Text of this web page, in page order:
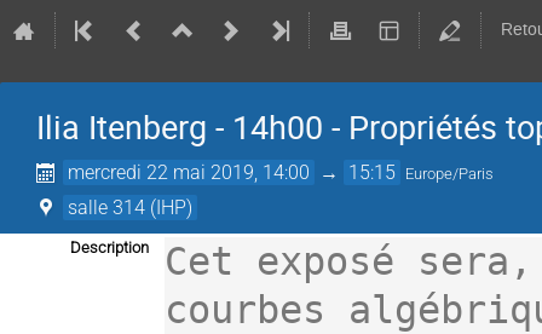
Ilia Itenberg - 14h00 - Propriétés
mercredi 22 mai 2019, 14:00 → 15:15 Europe/Paris
salle 314 (IHP)
Description
Cet exposé
courbes